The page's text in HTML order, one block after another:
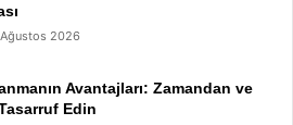
2026
Avantajları: Zamandan ve
Edin